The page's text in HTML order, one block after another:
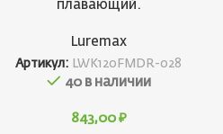
плавающий.
Luremax
Артикул: LWK120FMDR-028
40 в наличии
843,00 ₽